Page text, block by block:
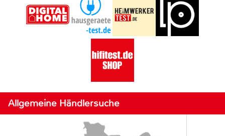
Allgemeine Händlersuche